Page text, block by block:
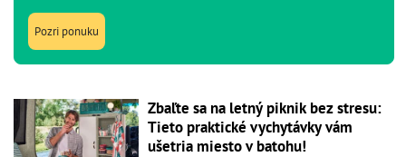
Pozri ponuku
Zbaľte sa na letný piknik bez stresu:
Tieto praktické vychytávky vám
ušetria miesto v batohu!